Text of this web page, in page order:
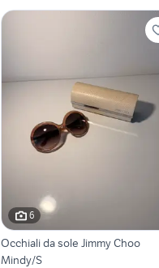
6
Occhiali da sole Jimmy Choo
Mindy/S